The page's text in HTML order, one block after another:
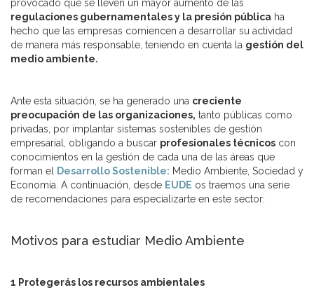
provocado que se lleven un mayor aumento de las
regulaciones gubernamentales y la presión pública ha
hecho que las empresas comiencen a desarrollar su actividad
de manera más responsable, teniendo en cuenta la gestión del
medio ambiente.
Ante esta situación, se ha generado una creciente
preocupación de las organizaciones, tanto públicas como
privadas, por implantar sistemas sostenibles de gestión
empresarial, obligando a buscar profesionales técnicos con
conocimientos en la gestión de cada una de las áreas que
forman el
Desarrollo Sostenible: Medio Ambiente, Sociedad y
Economía. A continuación, desde EUDE os traemos una serie
de recomendaciones para especializarte en este sector:
Motivos para estudiar Medio Ambiente
1 Protegerás los recursos ambientales